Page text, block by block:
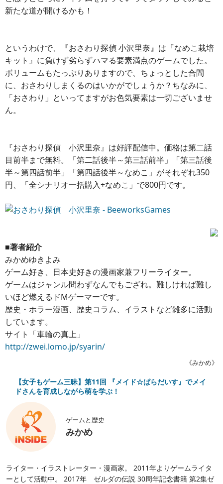
新たな道が開けるかも！
というわけで、『おさわり探偵 小沢里奈』は『なめこ栽培
キット』に負けず劣らずハマる要素満点のゲームでした。
ボリュームもたっぷりありますので、ちょっとした合間
に、おさわりしまくるのはいかがでしょうか？ちなみに、
「おさわり」といってますがお色気要素は一切ございませ
ん。
『おさわり探偵 小沢里奈』は好評配信中。価格は第二話
目前半まで無料。「第二話後半～第三話前半」「第三話後
半～第四話前半」「第四話後半～なめこ」がそれぞれ350
円、「全シナリオ一括購入+なめこ」で800円です。
■著者紹介
みかめゆきよみ
ゲーム好き、日本史好きの漫画家兼フリーライター。
ゲームはジャンル問わずなんでもござれ。難しければ難し
いほど燃えるドMゲーマーです。
歴史・ホラー漫画、歴史コラム、イラストなど雑多に活動
しています。
サイト「車輪の真上」
http://zwei.lomo.jp/syarin/
《みかめ》
【女子もゲーム三昧】第11回 『メイド☆ぱらだいす』でメイ
ドさんを育成しながら萌を学ぶ！
ゲームと歴史
みかめ
ライター・イラストレーター・漫画家。 2011年よりゲームライタ
ーとして活動中。 2017年 ゼルダの伝説 30周年記念書籍 第2集ゼ